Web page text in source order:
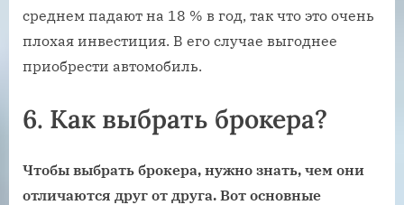
среднем падают на 18 % в год, так что это очень
плохая инвестиция. В его случае выгоднее
приобрести автомобиль.
6. Как выбрать брокера?
Чтобы выбрать брокера, нужно знать, чем они
отличаются друг от друга. Вот основные